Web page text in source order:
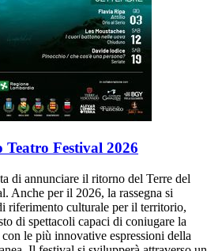
Teatro Festival 2026
di annunciare il ritorno del Terre del
Anche per il 2026, la rassegna si
riferimento culturale per il territorio,
di spettacoli capaci di coniugare la
le più innovative espressioni della